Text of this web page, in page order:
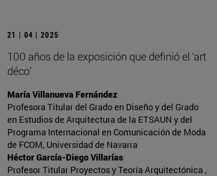
21 | 04 | 2025
100 años de la exposición que definió el ‘art
déco’
María Villanueva Fernández
Profesora Titular del Grado en Diseño y del Grado
en Estudios de Arquitectura de la ETSAUN y del
Programa Internacional en Comunicación de Moda
de FCOM, Universidad de Navarra
Héctor García-Diego Villarías
Profesor Titular Proyectos y Teoría Arquitectónica ,